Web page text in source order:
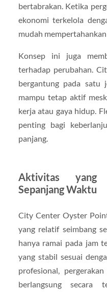
bertabrakan. Ketika
ekonomi terkelola
mudah
Konsep ini juga
terhadap perubahan.
bergantung pada satu
mampu tetap aktif
kerja atau gaya hidup.
penting bagi
panjang.
Aktivitas yang
Sepanjang Waktu
City Center Oyster
yang relatif seimbang
hanya ramai pada jam
yang stabil sesuai
profesional,
berlangsung secara